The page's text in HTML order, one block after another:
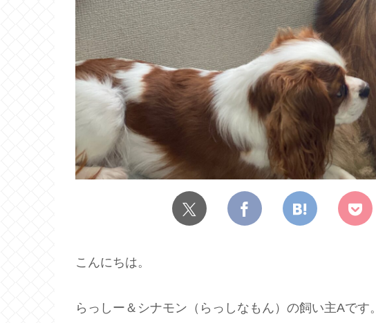
こんにちは。
らっしー＆シナモン（らっしなもん）の飼い主Aです。